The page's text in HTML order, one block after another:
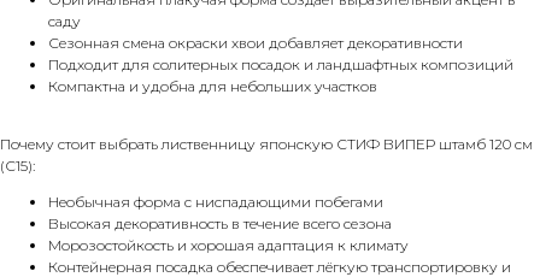
саду
Сезонная смена окраски хвои добавляет декоративности
Подходит для солитерных посадок и ландшафтных композиций
Компактна и удобна для небольших участков
Почему стоит выбрать лиственницу японскую СТИФ ВИПЕР штамб 120 см
(С15):
Необычная форма с ниспадающими побегами
Высокая декоративность в течение всего сезона
Морозостойкость и хорошая адаптация к климату
Контейнерная посадка обеспечивает лёгкую транспортировку и